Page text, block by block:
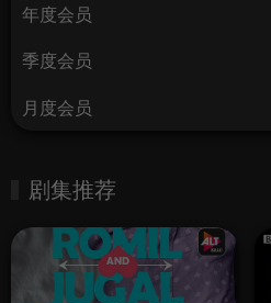
年度会员
季度会员
月度会员
剧集推荐